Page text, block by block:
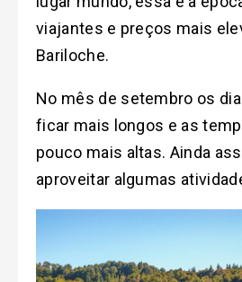
viajantes e preços mais
Bariloche.
No mês de setembro os
ficar mais longos e as
pouco mais altas. Ainda
aproveitar algumas